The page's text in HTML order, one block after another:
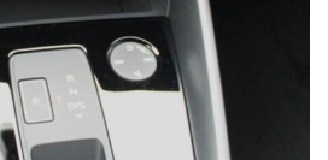
Sistema di controllo della
di emergenza Sistema di avviso
della fatica Sistema di
Sistema di pulizia dei fari Stop &
senza chiave Alzacristalli elettrici
Pacchetto invernale